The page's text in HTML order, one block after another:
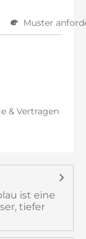
Muster
& Vertragen
ist eine
tiefer